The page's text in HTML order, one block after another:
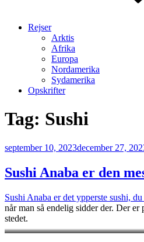
Rejser
Arktis
Afrika
Europa
Nordamerika
Sydamerika
Opskrifter
Tag: Sushi
Udgivet
september 10, 2023december 27,
Sushi Anaba er den
Sushi Anaba er det ypperste sushi,
når man så endelig sidder der. Der
stedet.